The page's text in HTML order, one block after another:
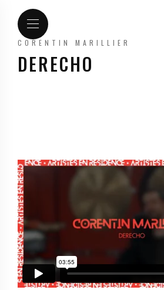
CORENTIN MARILLIER
DERECHO